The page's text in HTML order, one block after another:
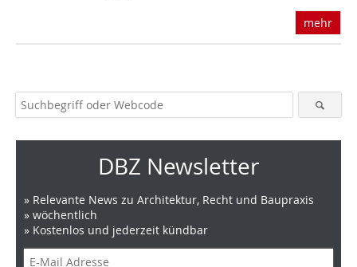
mehr
DBZ Newsletter
» Relevante News zu Architektur, Recht und Baupraxis
» wöchentlich
» Kostenlos und jederzeit kündbar